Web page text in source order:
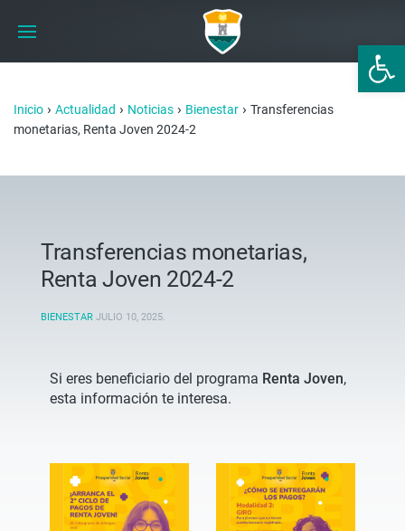
Abrir
Inicio › Actualidad › Noticias › Bienestar › Transferencias
monetarias, Renta Joven 2024-2
Transferencias monetarias,
Renta Joven 2024-2
BIENESTAR JULIO 10, 2025.
Si eres beneficiario del programa Renta Joven,
esta información te interesa.